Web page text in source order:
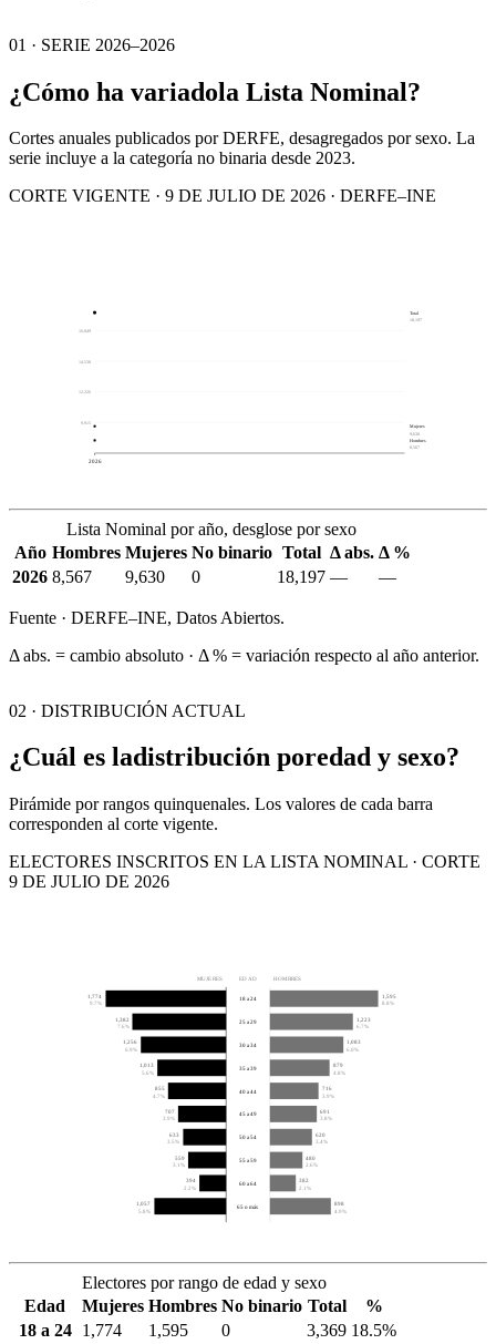
01 · SERIE 2026–2026
¿Cómo ha variadola Lista Nominal?
Cortes anuales publicados por DERFE, desagregados por sexo. La
serie incluye a la categoría no binaria desde 2023.
CORTE VIGENTE · 9 DE JULIO DE 2026 · DERFE–INE
9,915
12,226
14,538
16,849
2026
Total
18,197
Mujeres
9,630
Hombres
8,567
Lista Nominal por año, desglose por sexo
Año Hombres Mujeres No binario Total Δ abs. Δ %
2026 8,567 9,630 0 18,197 — —
Fuente · DERFE–INE, Datos Abiertos.
Δ abs. = cambio absoluto · Δ % = variación respecto al año anterior.
02 · DISTRIBUCIÓN ACTUAL
¿Cuál es ladistribución poredad y sexo?
Pirámide por rangos quinquenales. Los valores de cada barra
corresponden al corte vigente.
ELECTORES INSCRITOS EN LA LISTA NOMINAL · CORTE
9 DE JULIO DE 2026
MUJERES EDAD HOMBRES
1,774
9.7%
1,595
8.8%
18 a 24
1,382
7.6%
1,223
6.7%
25 a 29
1,256
6.9%
1,083
6.0%
30 a 34
1,013
5.6%
879
4.8%
35 a 39
855
4.7%
716
3.9%
40 a 44
707
3.9%
691
3.8%
45 a 49
633
3.5%
620
3.4%
50 a 54
559
3.1%
480
2.6%
55 a 59
394
2.2%
382
2.1%
60 a 64
1,057
5.8%
898
4.9%
65 o más
Electores por rango de edad y sexo
Edad
Mujeres Hombres No binario Total
%
18 a 24
1,774 1,595 0 3,369 18.5%